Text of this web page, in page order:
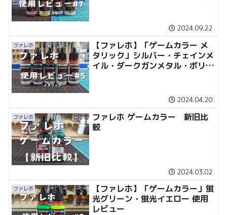
2024.09.22
ファレホ
【ファレホ】「ゲームカラー メ
タリック」シルバー・チェインメ
イル・ダークガンメタル・ポリッ
2024.04.20
ファレホ
ファレホ ゲームカラー 新旧比
較
2024.03.02
ファレホ
【ファレホ】「ゲームカラー」蛍
光グリーン・蛍光イエロー 使用
レビュー